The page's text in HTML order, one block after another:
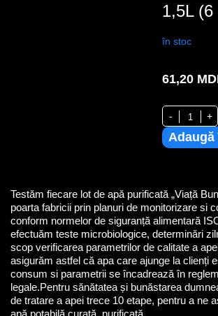
1,5L
în stoc
61,20
Cantitate
- +
Testăm fiecare lot de apă purificată „Viață
poarta fabricii prin planuri de monitorizare si
conform normelor de siguranță alimentară
efectuăm teste microbiologice, determinări
scop verificarea parametrilor de calitate a
asigurăm astfel că apa care ajunge la clienți
consum si parametrii se încadrează în
legale.Pentru sănătatea și bunăstarea
de tratare a apei trece 10 etape, pentru a ne